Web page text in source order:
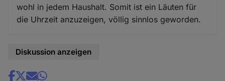
wohl in jedem Haushalt. Somit ist ein Läuten für
die Uhrzeit anzuzeigen, völlig sinnlos geworden.
Diskussion anzeigen